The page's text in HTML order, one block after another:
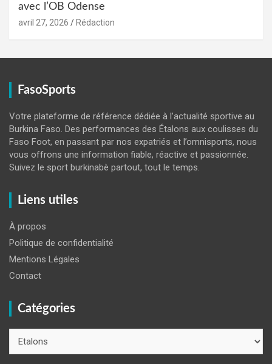
avec l’OB Odense
avril 27, 2026 Rédaction
FasoSports
Votre plateforme de référence dédiée à l’actualité sportive au
Burkina Faso. Des performances des Étalons aux coulisses du
Faso Foot, en passant par nos expatriés et l’omnisports, nous
vous offrons une information fiable, réactive et passionnée.
Suivez le sport burkinabè partout, tout le temps.
Liens utiles
À propos
Politique de confidentialité
Mentions Légales
Contact
Catégories